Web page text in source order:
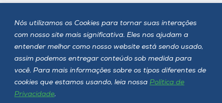
Nós utilizamos os Cookies para tornar suas interações
com nosso site mais significativa. Eles nos ajudam a
entender melhor como nosso website está sendo usado,
assim podemos entregar conteúdo sob medida para
você. Para mais informações sobre os tipos diferentes de
cookies que estamos usando, leia nossa Política de
Privacidade.
Siga a Unoesc